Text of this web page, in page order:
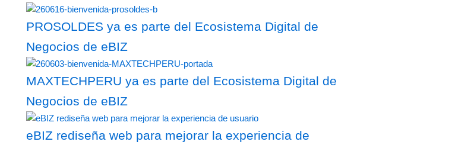
PROSOLDES ya es parte del Ecosistema Digital de
Negocios de eBIZ
MAXTECHPERU ya es parte del Ecosistema Digital de
Negocios de eBIZ
eBIZ rediseña web para mejorar la experiencia de